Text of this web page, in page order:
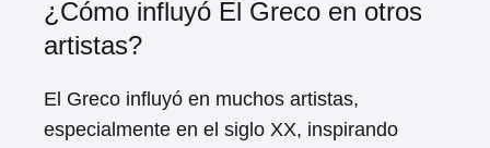
¿Cómo influyó El Greco en otros
artistas?
El Greco influyó en muchos artistas,
especialmente en el siglo XX, inspirando